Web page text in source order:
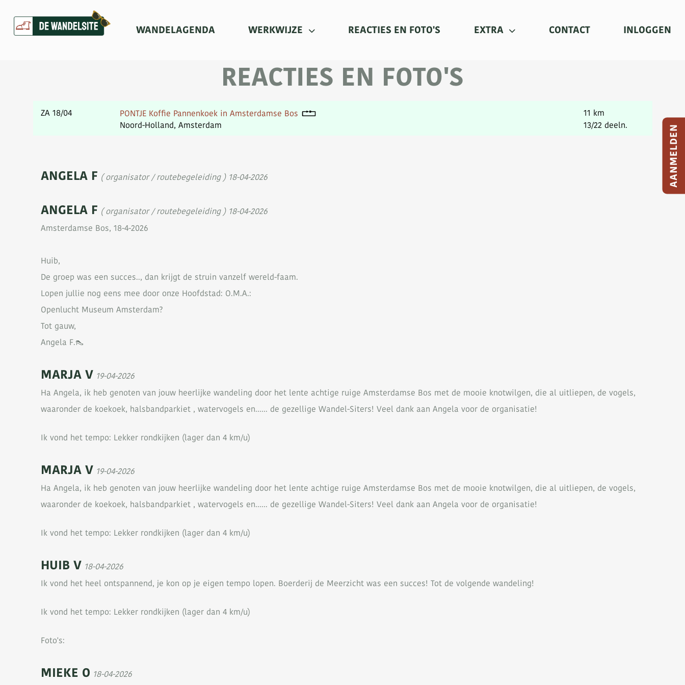
WANDELAGENDA(CURRENT)WERKWIJZE REACTIES EN FOTO'S (CURRENT)EXTRA CONTACT(CURRENT)INLOGGEN
AANMELDEN
REACTIES EN FOTO'S
ZA 18/04 PONTJE Koffie Pannenkoek in Amsterdamse Bos
11 km
Noord-Holland, Amsterdam
13/22 deeln.
ANGELA F ( organisator / routebegeleiding ) 18-04-2026
ANGELA F ( organisator / routebegeleiding ) 18-04-2026
Amsterdamse Bos, 18-4-2026
Huib,
De groep was een succes.., dan krijgt de struin vanzelf wereld-faam.
Lopen jullie nog eens mee door onze Hoofdstad: O.M.A.:
Openlucht Museum Amsterdam?
Tot gauw,
Angela F.👠
MARJA V 19-04-2026
Ha Angela, ik heb genoten van jouw heerlijke wandeling door het lente achtige ruige Amsterdamse Bos met de mooie knotwilgen, die al uitliepen, de vogels,
waaronder de koekoek, halsbandparkiet , watervogels en...... de gezellige Wandel-Siters! Veel dank aan Angela voor de organisatie!
Ik vond het tempo: Lekker rondkijken (lager dan 4 km/u)
MARJA V 19-04-2026
Ha Angela, ik heb genoten van jouw heerlijke wandeling door het lente achtige ruige Amsterdamse Bos met de mooie knotwilgen, die al uitliepen, de vogels,
waaronder de koekoek, halsbandparkiet , watervogels en...... de gezellige Wandel-Siters! Veel dank aan Angela voor de organisatie!
Ik vond het tempo: Lekker rondkijken (lager dan 4 km/u)
HUIB V 18-04-2026
Ik vond het heel ontspannend, je kon op je eigen tempo lopen. Boerderij de Meerzicht was een succes! Tot de volgende wandeling!
Ik vond het tempo: Lekker rondkijken (lager dan 4 km/u)
Foto's:
MIEKE O 18-04-2026